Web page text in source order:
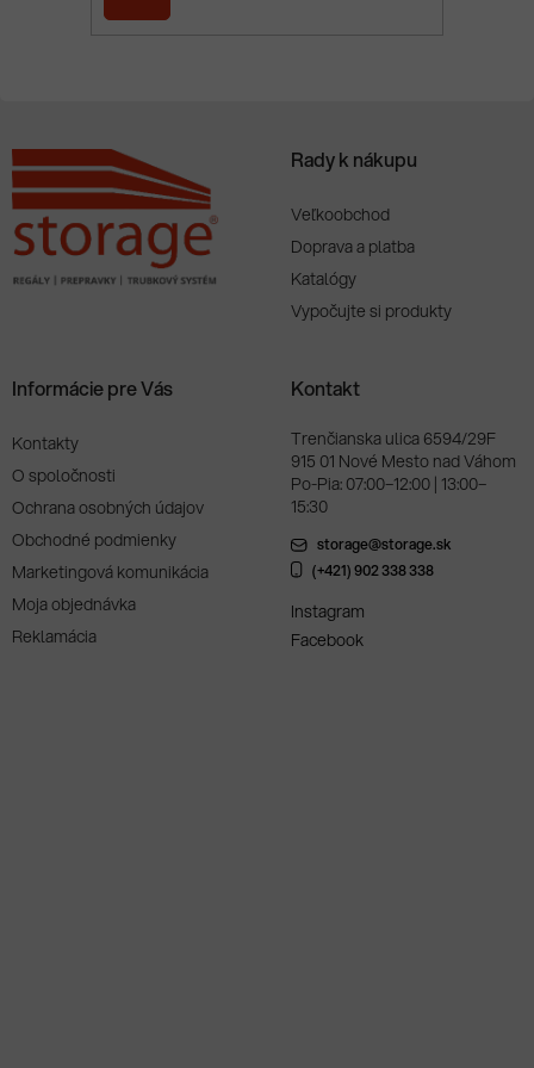
PRIHLÁSIŤ
Rady k nákupu
Veľkoobchod
Doprava a platba
Katalógy
Vypočujte si produkty
Informácie pre Vás
Kontakty
O spoločnosti
Ochrana osobných údajov
Obchodné podmienky
Marketingová komunikácia
Moja objednávka
Reklamácia
Kontakt
Trenčianska ulica 6594/29F
915 01 Nové Mesto nad Váhom
Po-Pia: 07:00–12:00 | 13:00–
15:30
storage@storage.sk
(+421) 902 338 338
Instagram
Facebook